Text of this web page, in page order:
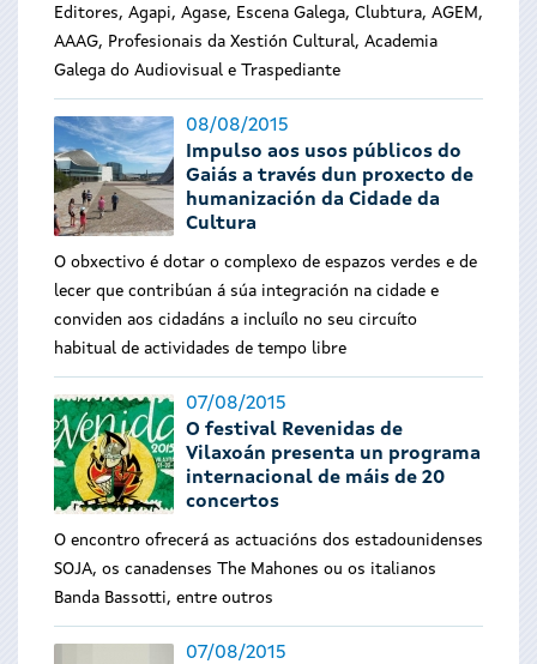
Editores, Agapi, Agase, Escena Galega, Clubtura, AGEM,
AAAG, Profesionais da Xestión Cultural, Academia
Galega do Audiovisual e Traspediante
08/08/2015
Impulso aos usos públicos do
Gaiás a través dun proxecto de
humanización da Cidade da
Cultura
O obxectivo é dotar o complexo de espazos verdes e de
lecer que contribúan á súa integración na cidade e
conviden aos cidadáns a incluílo no seu circuíto
habitual de actividades de tempo libre
07/08/2015
O festival Revenidas de
Vilaxoán presenta un programa
internacional de máis de 20
concertos
O encontro ofrecerá as actuacións dos estadounidenses
SOJA, os canadenses The Mahones ou os italianos
Banda Bassotti, entre outros
07/08/2015